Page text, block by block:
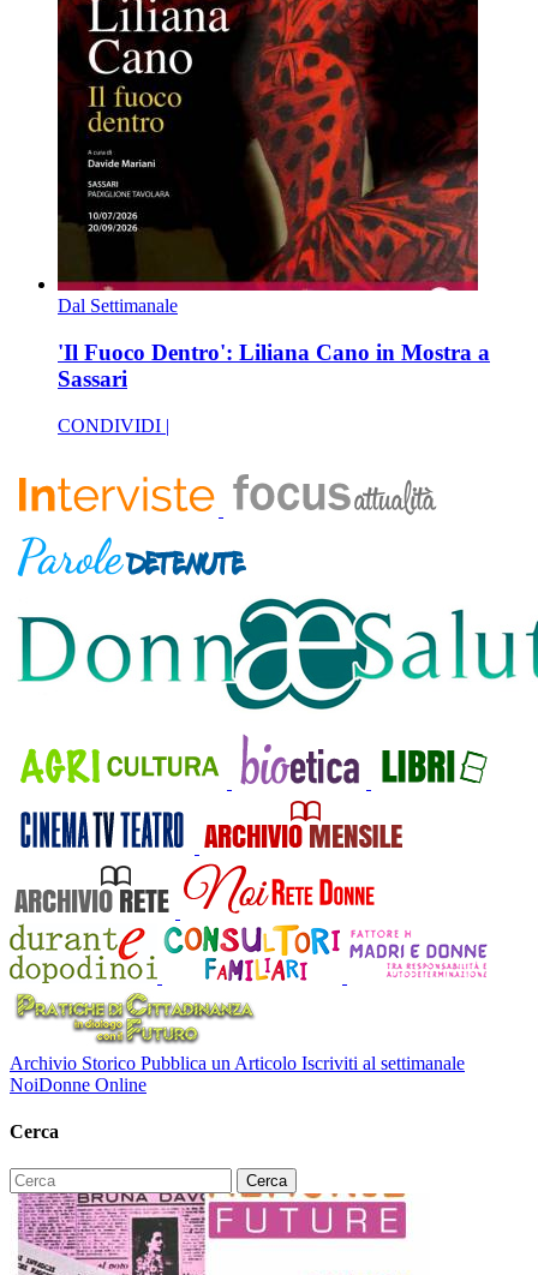
Dal Settimanale
'Il Fuoco Dentro': Liliana Cano in Mostra a
Sassari
CONDIVIDI |
Archivio Storico Pubblica un Articolo Iscriviti al settimanale
NoiDonne Online
Cerca